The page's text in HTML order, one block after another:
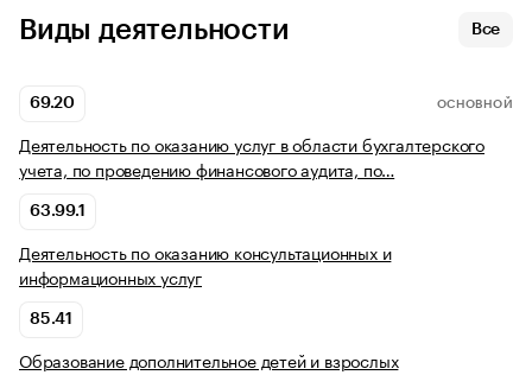
Виды деятельности Все
69.20 ОСНОВНОЙ
Деятельность по оказанию услуг в области бухгалтерского
учета, по проведению финансового аудита, по…
63.99.1
Деятельность по оказанию консультационных и
информационных услуг
85.41
Образование дополнительное детей и взрослых